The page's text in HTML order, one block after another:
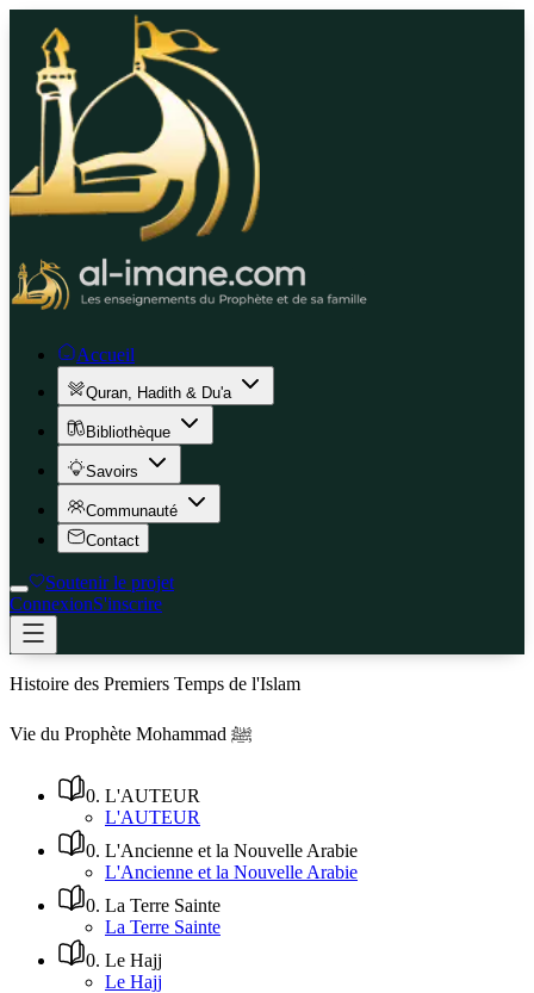
Accueil
Quran, Hadith & Du'a
Bibliothèque
Savoirs
Communauté
Contact
Soutenir le projet
ConnexionS'inscrire
Histoire des Premiers Temps de l'Islam
Vie du Prophète Mohammad ﷺ
0. L'AUTEUR
L'AUTEUR
0. L'Ancienne et la Nouvelle Arabie
L'Ancienne et la Nouvelle Arabie
0. La Terre Sainte
La Terre Sainte
0. Le Hajj
Le Hajj